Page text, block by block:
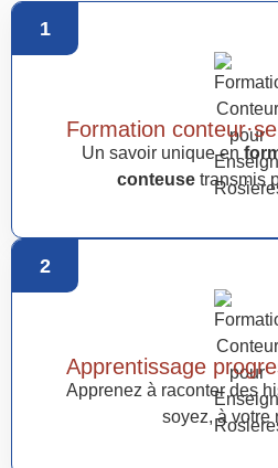
1
Formation
Un savoir unique en
conteuse transmis
2
Apprentissage
Apprenez à raconter des
soyez, à votre